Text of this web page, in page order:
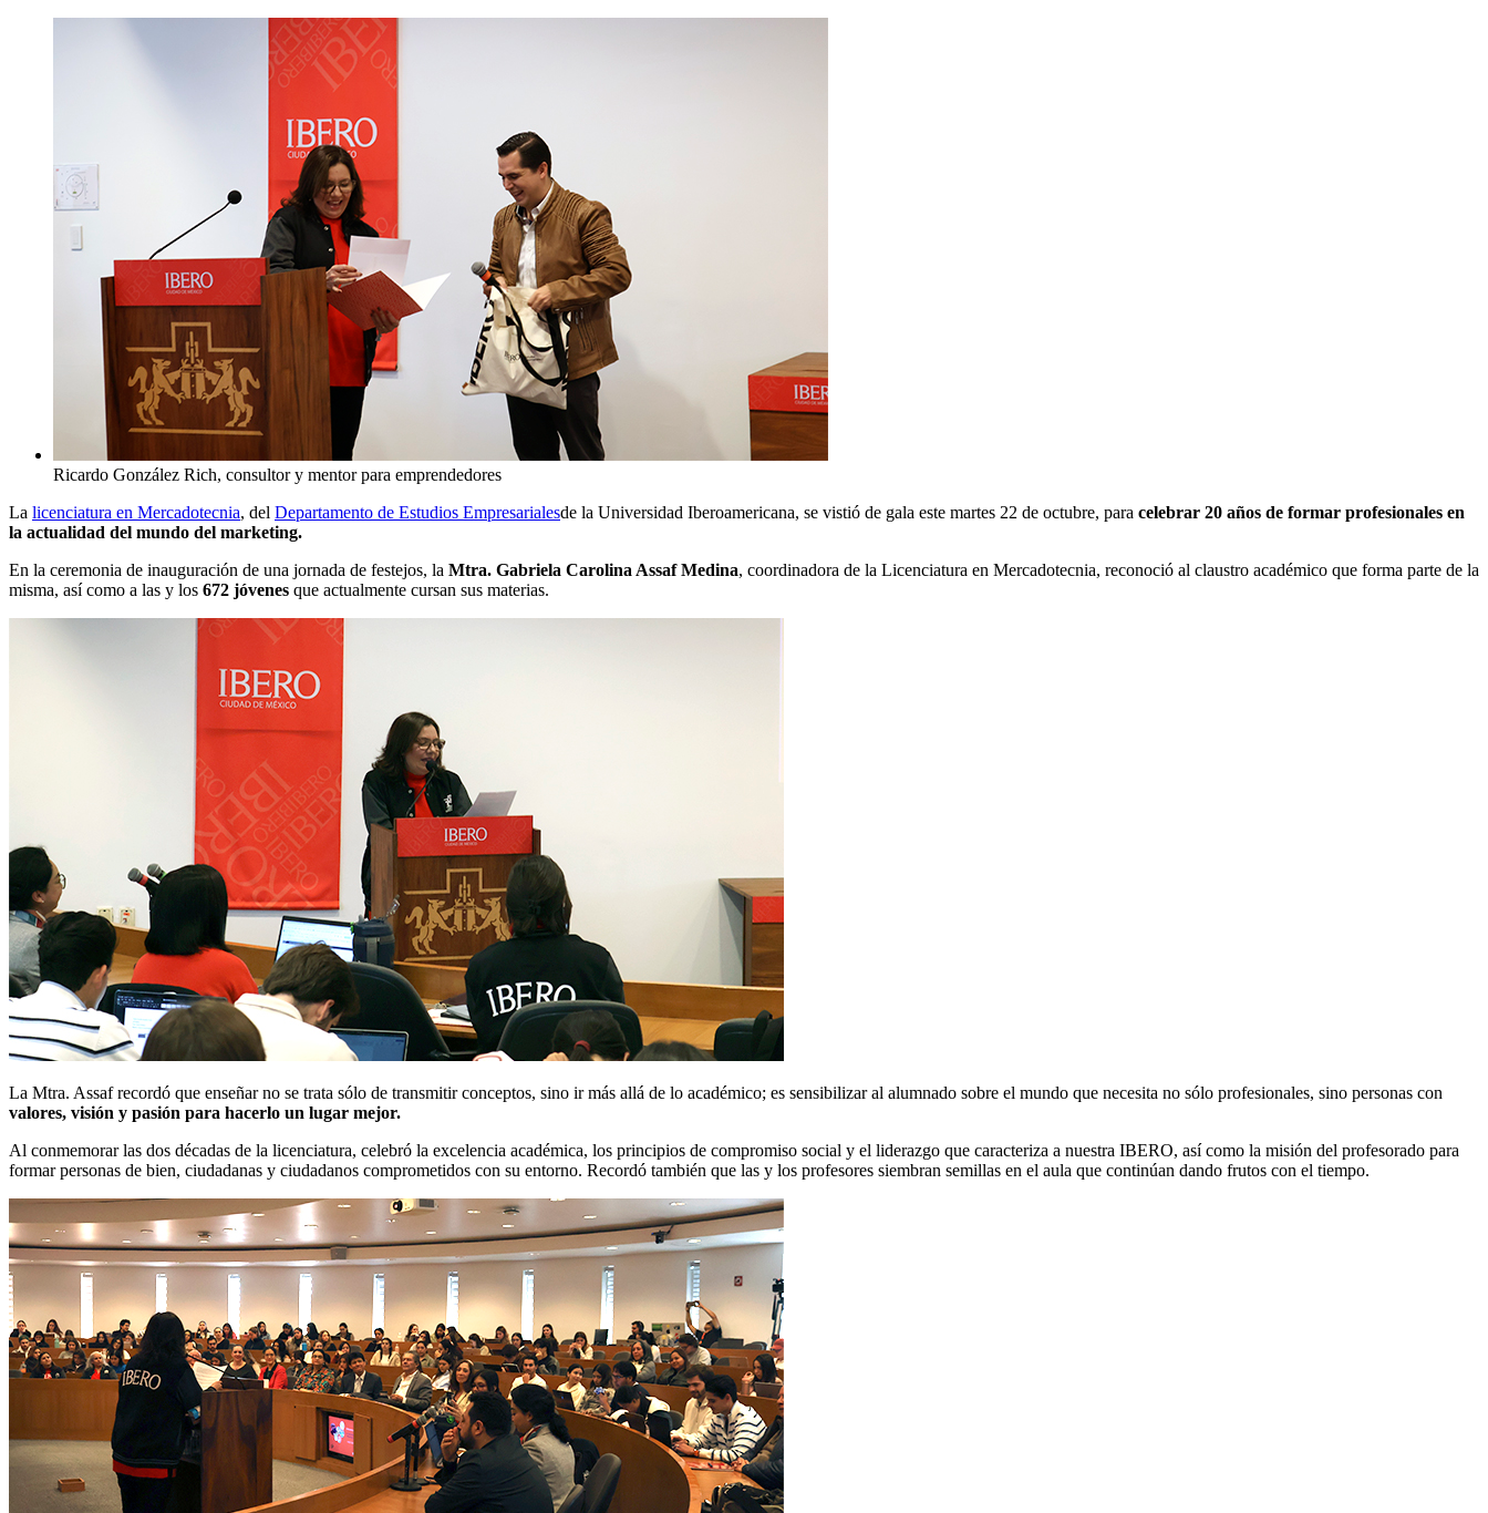
Ricardo González Rich, consultor y mentor para emprendedores
La licenciatura en Mercadotecnia, del Departamento de Estudios Empresarialesde la Universidad Iberoamericana, se vistió de gala este martes 22 de octubre, para celebrar 20 años de formar profesionales en
la actualidad del mundo del marketing.
En la ceremonia de inauguración de una jornada de festejos, la Mtra. Gabriela Carolina Assaf Medina, coordinadora de la Licenciatura en Mercadotecnia, reconoció al claustro académico que forma parte de la
misma, así como a las y los 672 jóvenes que actualmente cursan sus materias.
La Mtra. Assaf recordó que enseñar no se trata sólo de transmitir conceptos, sino ir más allá de lo académico; es sensibilizar al alumnado sobre el mundo que necesita no sólo profesionales, sino personas con
valores, visión y pasión para hacerlo un lugar mejor.
Al conmemorar las dos décadas de la licenciatura, celebró la excelencia académica, los principios de compromiso social y el liderazgo que caracteriza a nuestra IBERO, así como la misión del profesorado para
formar personas de bien, ciudadanas y ciudadanos comprometidos con su entorno. Recordó también que las y los profesores siembran semillas en el aula que continúan dando frutos con el tiempo.